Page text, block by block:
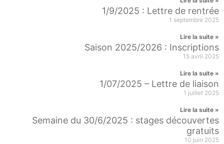
1/9/2025 : Lettre de rentrée
1 septembre 2025
Lire la suite »
Saison 2025/2026 : Inscriptions
15 avril 2025
Lire la suite »
1/07/2025 – Lettre de liaison
1 juillet 2025
Lire la suite »
Semaine du 30/6/2025 : stages découvertes
gratuits
10 juin 2025